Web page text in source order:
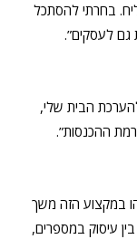
להצליח. בחרתי להסתכל
גם לעסקים”.
הבית שלי,
ההכנסות”.
במקצוע הזה משך
עיסוק במספרים,